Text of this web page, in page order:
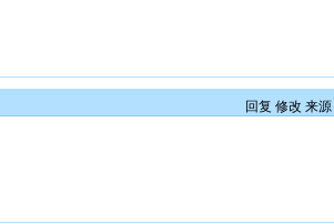
回复 修改 来源